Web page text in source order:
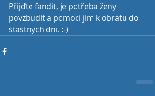
Přijďte fandit, je potřeba ženy
povzbudit a pomoci jim k obratu do
šťastných dní. :-)